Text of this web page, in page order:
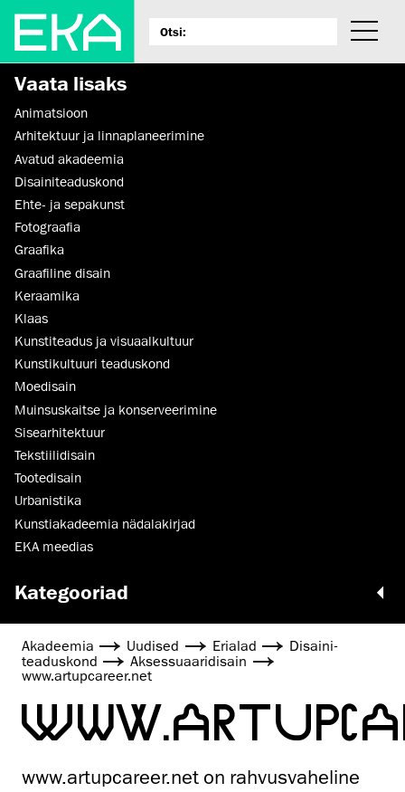
Vaata lisaks
Animatsioon
Arhitektuur ja linnaplaneerimine
Avatud akadeemia
Disaini­­teaduskond
Ehte- ja sepakunst
Fotograafia
Graafika
Graafiline disain
Keraamika
Klaas
Kunstiteadus ja visuaalkultuur
Kunsti­kultuuri teaduskond
Moedisain
Muinsus­kaitse ja konserveerimine
Sisearhitektuur
Tekstiilidisain
Tootedisain
Urbanistika
Kunstiakadeemia nädalakirjad
EKA meedias
Kategooriad
Akadeemia Uudised Erialad
Disaini­­
teaduskond
Aksessuaaridisain
www.artupcareer.net
www.artupcareer.net on rahvusvaheline